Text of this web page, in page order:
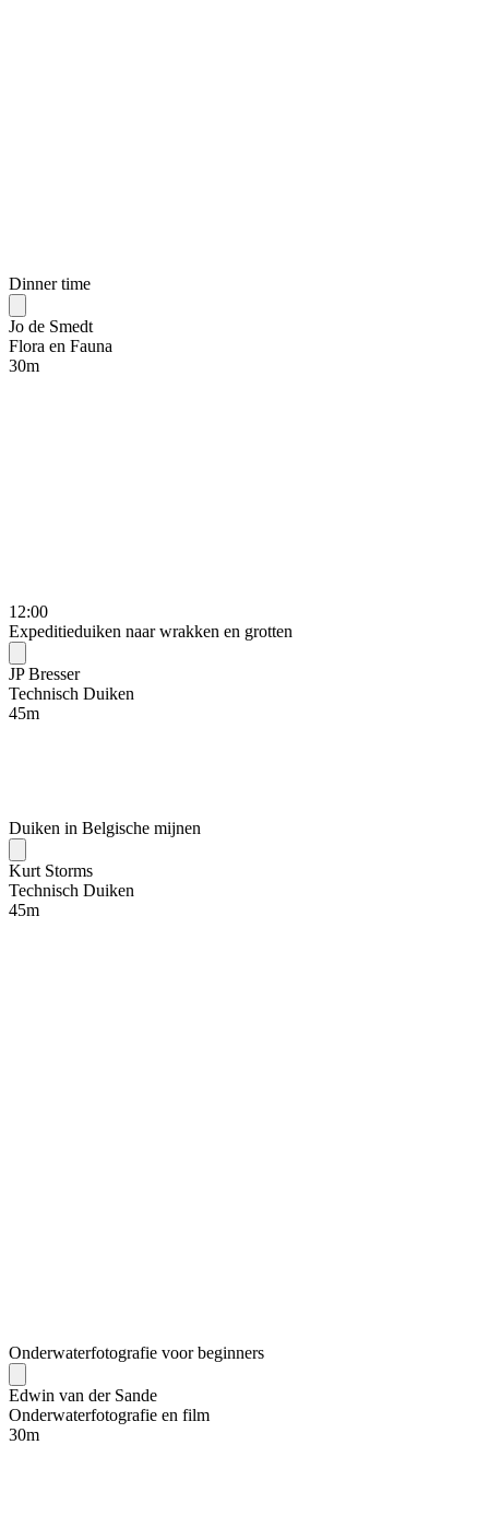
Dinner time
Jo de Smedt
Flora en Fauna
30m
12:00
Expeditieduiken naar wrakken en grotten
JP Bresser
Technisch Duiken
45m
Duiken in Belgische mijnen
Kurt Storms
Technisch Duiken
45m
Onderwaterfotografie voor beginners
Edwin van der Sande
Onderwaterfotografie en film
30m